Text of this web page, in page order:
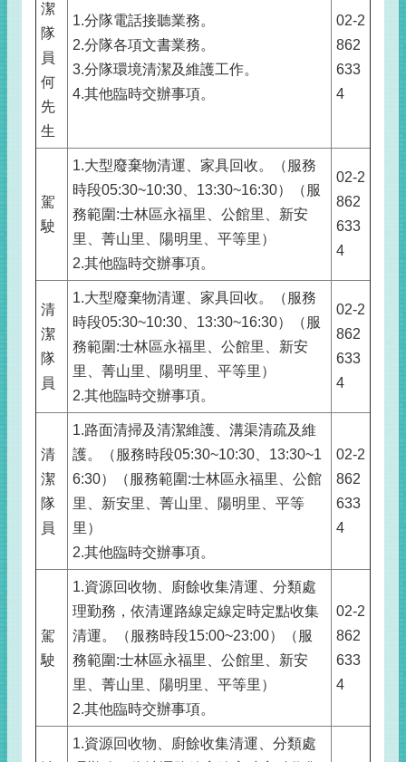
潔
隊
員
何
先
生
1.分隊電話接聽業務。
2.分隊各項文書業務。
3.分隊環境清潔及維護工作。
4.其他臨時交辦事項。
02-2
862
633
4
駕
駛
1.大型廢棄物清運、家具回收。（服務
時段05:30~10:30、13:30~16:30）（服
務範圍:士林區永福里、公館里、新安
里、菁山里、陽明里、平等里）
2.其他臨時交辦事項。
02-2
862
633
4
清
潔
隊
員
1.大型廢棄物清運、家具回收。（服務
時段05:30~10:30、13:30~16:30）（服
務範圍:士林區永福里、公館里、新安
里、菁山里、陽明里、平等里）
2.其他臨時交辦事項。
02-2
862
633
4
清
潔
隊
員
1.路面清掃及清潔維護、溝渠清疏及維
護。（服務時段05:30~10:30、13:30~1
6:30）（服務範圍:士林區永福里、公館
里、新安里、菁山里、陽明里、平等
里）
2.其他臨時交辦事項。
02-2
862
633
4
駕
駛
1.資源回收物、廚餘收集清運、分類處
理勤務，依清運路線定線定時定點收集
清運。（服務時段15:00~23:00）（服
務範圍:士林區永福里、公館里、新安
里、菁山里、陽明里、平等里）
2.其他臨時交辦事項。
02-2
862
633
4
1.資源回收物、廚餘收集清運、分類處